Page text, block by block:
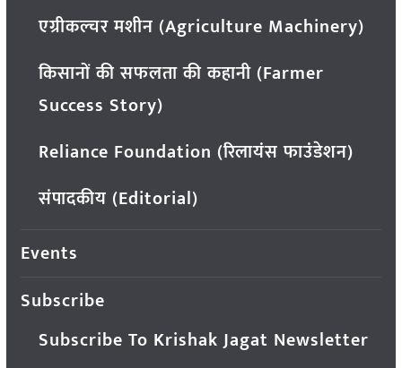
एग्रीकल्चर मशीन (Agriculture Machinery)
किसानों की सफलता की कहानी (Farmer
Success Story)
Reliance Foundation (रिलायंस फाउंडेशन)
संपादकीय (Editorial)
Events
Subscribe
Subscribe To Krishak Jagat Newsletter